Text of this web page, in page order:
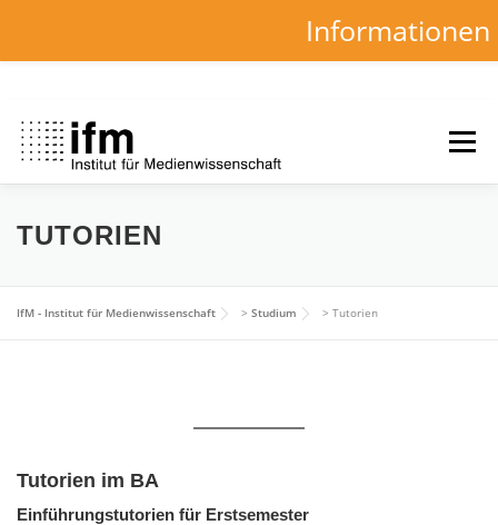
Inhalt
springen
Menü
HOME NEWS
INSTITUT FORSCHUNG DOWNLOADS
TUTORIEN
IfM - Institut für Medienwissenschaft > Studium > Tutorien
Tutorien im BA
Einführungstutorien für Erstsemester
Informationen